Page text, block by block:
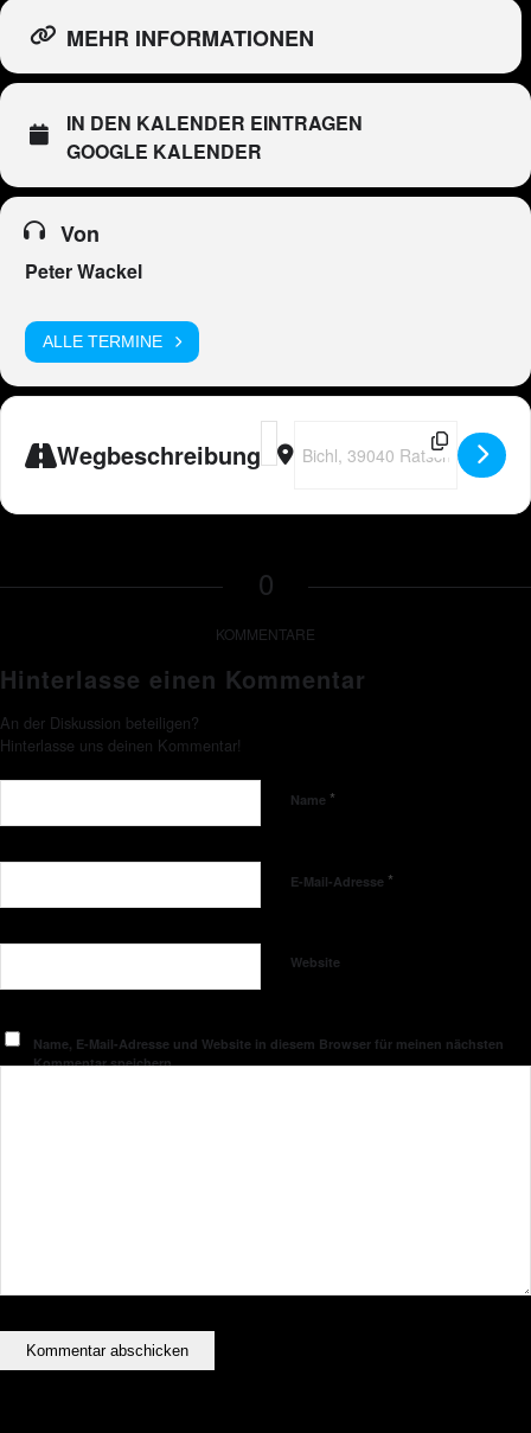
MEHR INFORMATIONEN
IN DEN KALENDER EINTRAGEN
GOOGLE KALENDER
Von
Peter Wackel
ALLE TERMINE
Wegbeschreibung
Address - Peter Wackel LIVE in I-
Destination Address - Peter
0
KOMMENTARE
Hinterlasse einen Kommentar
An der Diskussion beteiligen?
Hinterlasse uns deinen Kommentar!
Name *
E-Mail-Adresse *
Website
Name, E-Mail-Adresse und Website in diesem Browser für meinen nächsten
Kommentar speichern.